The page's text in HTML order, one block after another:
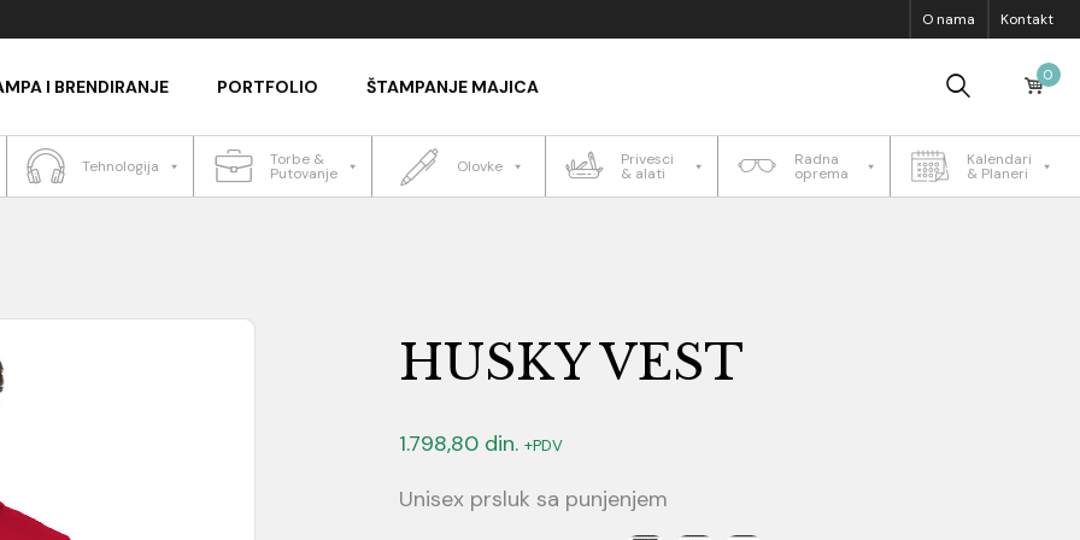
O nama Kontakt
I BRENDIRANJE PORTFOLIO ŠTAMPANJE MAJICA
0
Tehnologija Torbe &
Putovanje Olovke Privesci
& alati
Radna
oprema
Kalendari
& Planeri
HUSKY VEST
1.798,80 din. +PDV
Unisex prsluk sa punjenjem